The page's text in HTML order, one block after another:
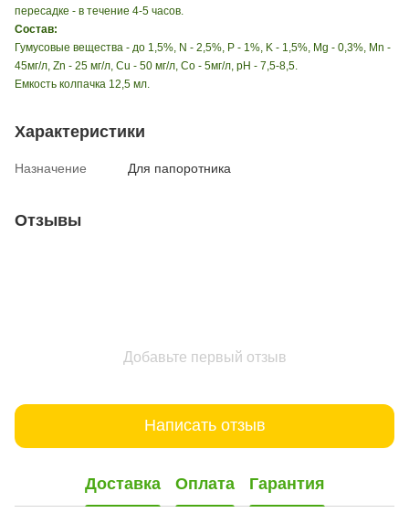
пересадке - в течение 4-5 часов.
Состав:
Гумусовые вещества - до 1,5%, N - 2,5%, P - 1%, K - 1,5%, Mg - 0,3%, Mn -
45мг/л, Zn - 25 мг/л, Cu - 50 мг/л, Co - 5мг/л, pH - 7,5-8,5.
Емкость колпачка 12,5 мл.
Характеристики
Назначение Для папоротника
Отзывы
Добавьте первый отзыв
Написать отзыв
Доставка Оплата Гарантия